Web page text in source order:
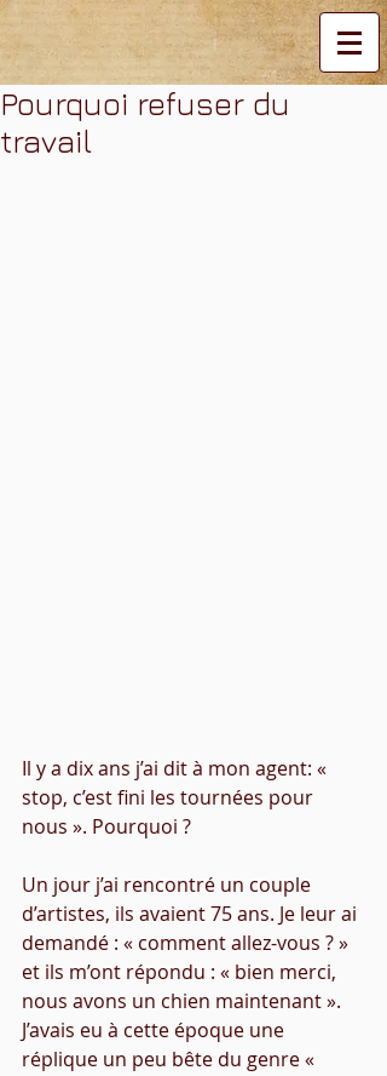
Pourquoi refuser du
travail
Il y a dix ans j’ai dit à mon agent: «
stop, c’est fini les tournées pour
nous ». Pourquoi ?
Un jour j’ai rencontré un couple
d’artistes, ils avaient 75 ans. Je leur ai
demandé : « comment allez-vous ? »
et ils m’ont répondu : « bien merci,
nous avons un chien maintenant ».
J’avais eu à cette époque une
réplique un peu bête du genre «